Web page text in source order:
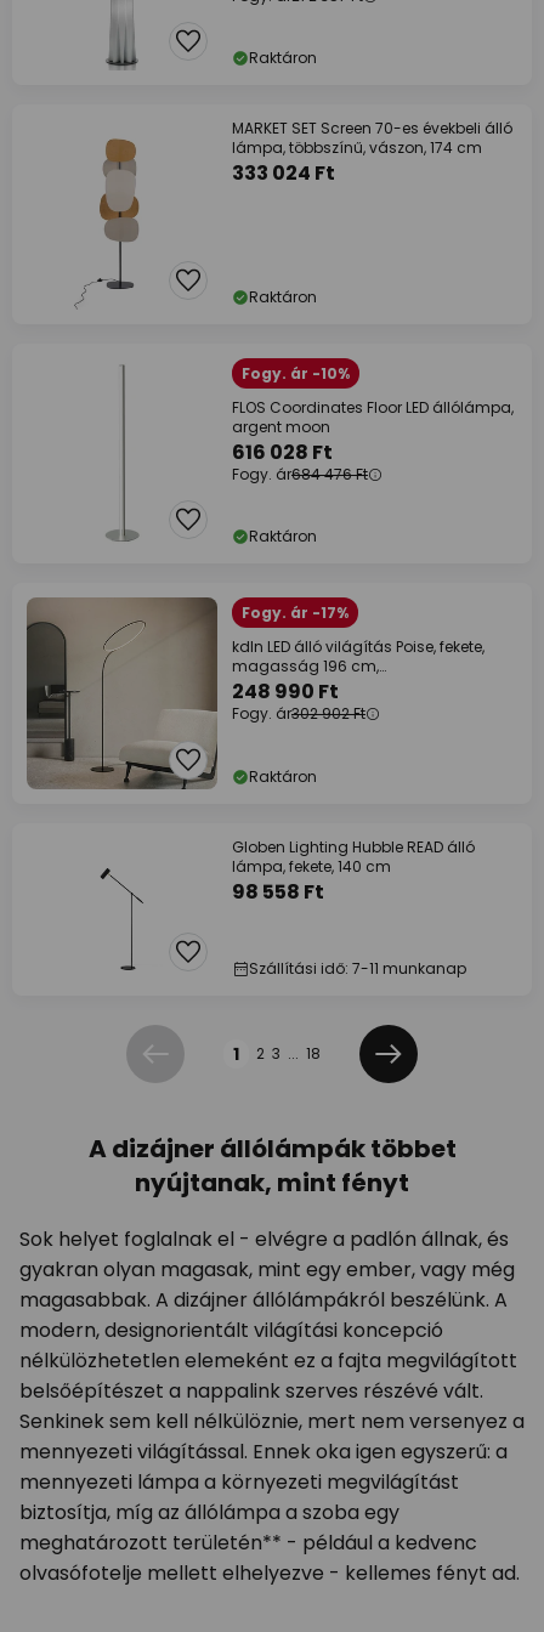
Raktáron
MARKET SET Screen 70-es évekbeli álló
lámpa, többszínű, vászon, 174 cm
333 024 Ft
Raktáron
Fogy. ár -10%
FLOS Coordinates Floor LED állólámpa,
argent moon
616 028 Ft
Fogy. ár684 476 Ft
Raktáron
Fogy. ár -17%
kdln LED álló világítás Poise, fekete,
magasság 196 cm,
fényerőszabályozó
248 990 Ft
Fogy. ár302 902 Ft
Raktáron
Globen Lighting Hubble READ álló
lámpa, fekete, 140 cm
98 558 Ft
Szállítási idő: 7-11 munkanap
Előző 1 2 3 ... 18
Következő
A dizájner állólámpák többet
nyújtanak, mint fényt
Sok helyet foglalnak el - elvégre a padlón állnak, és
gyakran olyan magasak, mint egy ember, vagy még
magasabbak. A dizájner állólámpákról beszélünk. A
modern, designorientált világítási koncepció
nélkülözhetetlen elemeként ez a fajta megvilágított
belsőépítészet a nappalink szerves részévé vált.
Senkinek sem kell nélkülöznie, mert nem versenyez a
mennyezeti világítással. Ennek oka igen egyszerű: a
mennyezeti lámpa a környezeti megvilágítást
biztosítja, míg az állólámpa a szoba egy
meghatározott területén** - például a kedvenc
olvasófotelje mellett elhelyezve - kellemes fényt ad.